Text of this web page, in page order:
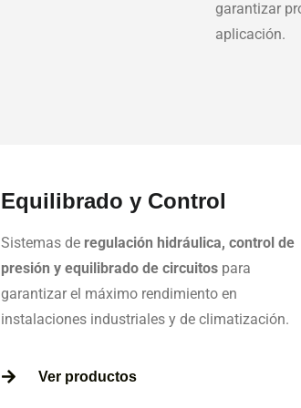
garantizar
aplicación.
Equilibrado y Control
Sistemas de regulación hidráulica, control de
presión y equilibrado de circuitos para
garantizar el máximo rendimiento en
instalaciones industriales y de climatización.
Ver productos